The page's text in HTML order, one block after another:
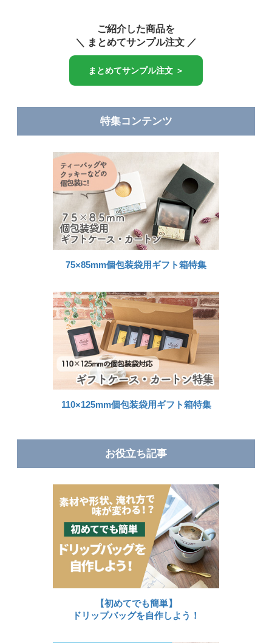
ご紹介した商品を
＼ まとめてサンプル注文 ／
まとめてサンプル注文 ＞
特集コンテンツ
75×85mm個包装袋用ギフト箱特集
110×125mm個包装袋用ギフト箱特集
お役立ち記事
【初めてでも簡単】
ドリップバッグを自作しよう！